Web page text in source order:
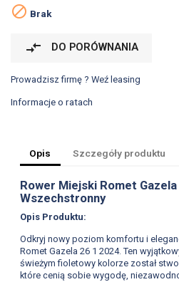
 Brak
compare_arrows DO PORÓWNANIA
Prowadzisz firmę ? Weź leasing
Informacje o ratach
Opis Szczegóły produktu
Rower Miejski Romet
Wszechstronny
Opis Produktu:
Odkryj nowy poziom komfortu i
Romet Gazela 26 1 2024. Ten
świeżym fioletowy kolorze został
które cenią sobie wygodę,